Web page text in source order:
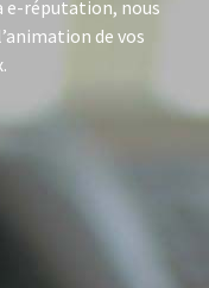
e-réputation, nous
de vos